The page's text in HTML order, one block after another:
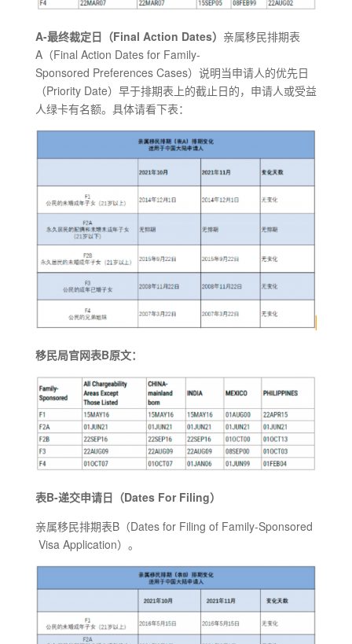
A-最终裁定日（Final Action Dates） 亲属移民排期表
A（Final Action Dates for Family-
Sponsored Preferences Cases）说明当申请人的优先日
（Priority Date）早于排期表上的截止日的，申请人或受益
人绿卡有名额。具体请看下表：
移民局官网表B原文：
表B-递交申请日（Dates For Filing）
亲属移民排期表B（Dates for Filing of Family-Sponsored
Visa Application）。